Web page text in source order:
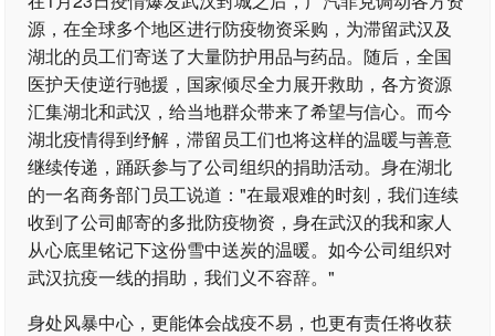
源，在全球多个地区进行防疫物资采购，为滞留武汉及
湖北的员工们寄送了大量防护用品与药品。随后，全国
医护天使逆行驰援，国家倾尽全力展开救助，各方资源
汇集湖北和武汉，给当地群众带来了希望与信心。而今
湖北疫情得到纾解，滞留员工们也将这样的温暖与善意
继续传递，踊跃参与了公司组织的捐助活动。身在湖北
的一名商务部门员工说道："在最艰难的时刻，我们连续
收到了公司邮寄的多批防疫物资，身在武汉的我和家人
从心底里铭记下这份雪中送炭的温暖。如今公司组织对
武汉抗疫一线的捐助，我们义不容辞。"
身处风暴中心，更能体会战疫不易，也更有责任将收获